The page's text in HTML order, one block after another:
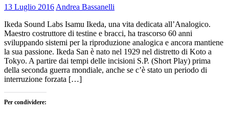
13 Luglio 2016 Andrea Bassanelli
Ikeda Sound Labs Isamu Ikeda, una vita dedicata all’Analogico.
Maestro costruttore di testine e bracci, ha trascorso 60 anni
sviluppando sistemi per la riproduzione analogica e ancora mantiene
la sua passione. Ikeda San è nato nel 1929 nel distretto di Koto a
Tokyo. A partire dai tempi delle incisioni S.P. (Short Play) prima
della seconda guerra mondiale, anche se c’è stato un periodo di
interruzione forzata […]
Per condividere: